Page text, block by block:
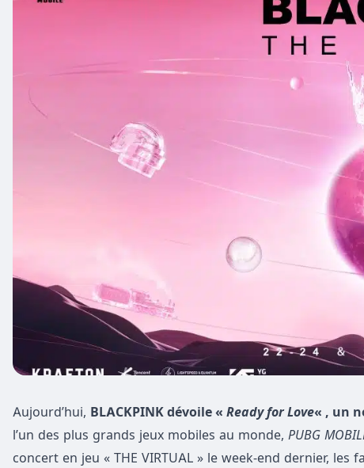
Aujourd’hui, BLACKPINK dévoile « Ready for Love« , un
l’un des plus grands jeux mobiles au monde, PUBG
concert en jeu « THE VIRTUAL » le week-end dernier, les